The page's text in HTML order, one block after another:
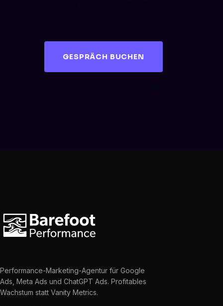
GESPRÄCH BUCHEN
Performance-Marketing-Agentur für Google
Ads, Meta Ads und ChatGPT Ads. Profitables
Wachstum statt Vanity Metrics.